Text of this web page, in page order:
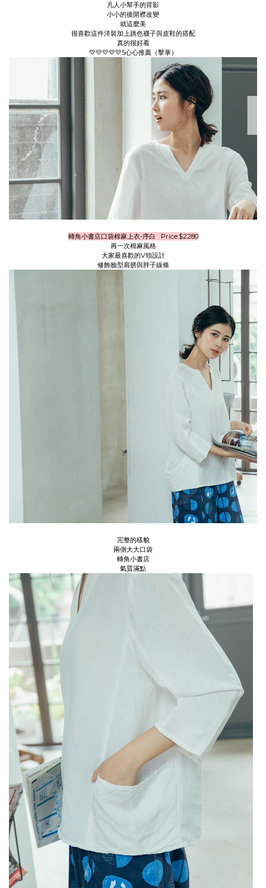
凡人小幫手的背影
小小的後開襟改變
就這麼美
很喜歡這件洋裝加上跳色襪子與皮鞋的搭配
真的很好看
💛💛💛💛💛5心心推薦（擊掌）
轉角小書店口袋棉麻上衣-序白 Price:$2280
再一次棉麻風格
大家最喜歡的V領設計
修飾臉型肩膀與脖子線條
完整的樣貌
兩側大大口袋
轉角小書店
氣質滿點